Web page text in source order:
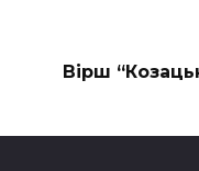
Вірш